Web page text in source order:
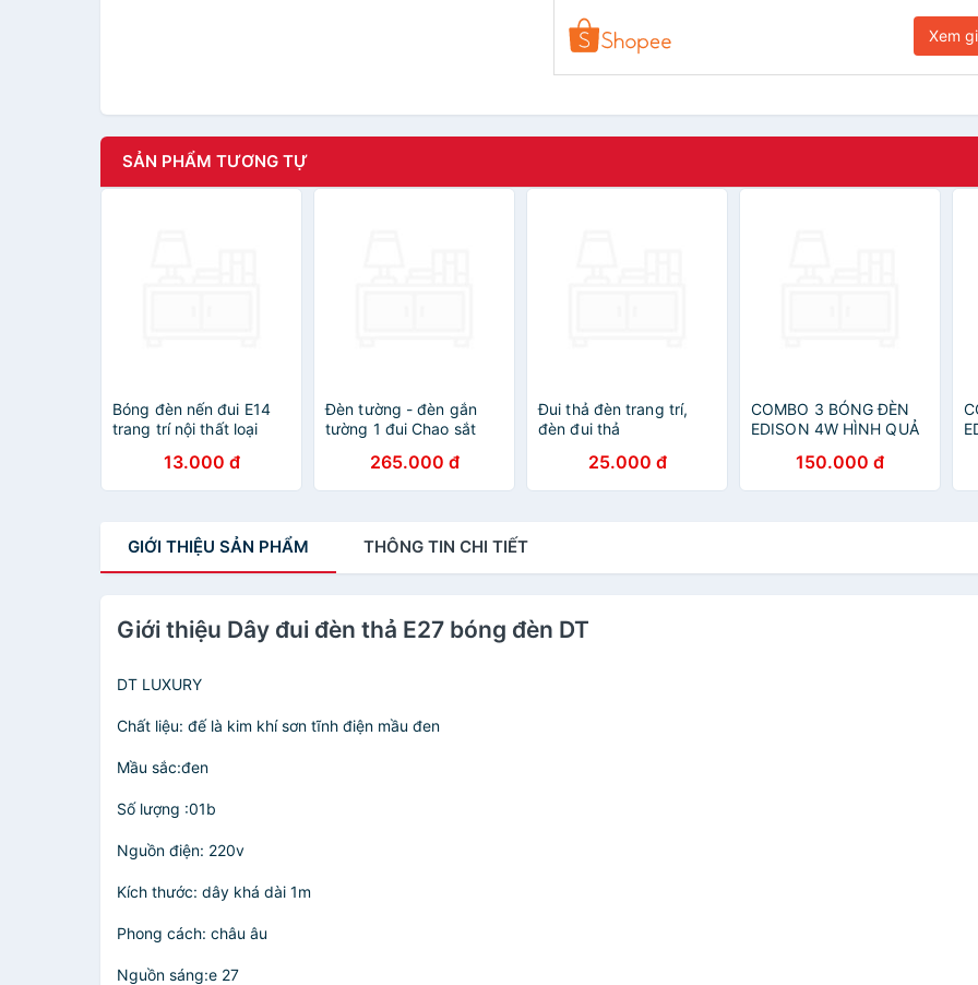
Xem
SẢN PHẨM TƯƠNG TỰ
Bóng đèn nến đui E14
trang trí nội thất loại
13.000 đ
Đèn tường - đèn gắn
tường 1 đui Chao sắt
265.000 đ
Đui thả đèn trang trí,
đèn đui thả
25.000 đ
COMBO 3 BÓNG ĐÈN
EDISON 4W HÌNH QUẢ
150.000 đ
GIỚI THIỆU SẢN PHẨM THÔNG TIN CHI TIẾT
Giới thiệu Dây đui đèn thả E27 bóng đèn DT
DT LUXURY
Chất liệu: đế là kim khí sơn tĩnh điện mầu đen
Mầu sắc:đen
Số lượng :01b
Nguồn điện: 220v
Kích thước: dây khá dài 1m
Phong cách: châu âu
Nguồn sáng:e 27